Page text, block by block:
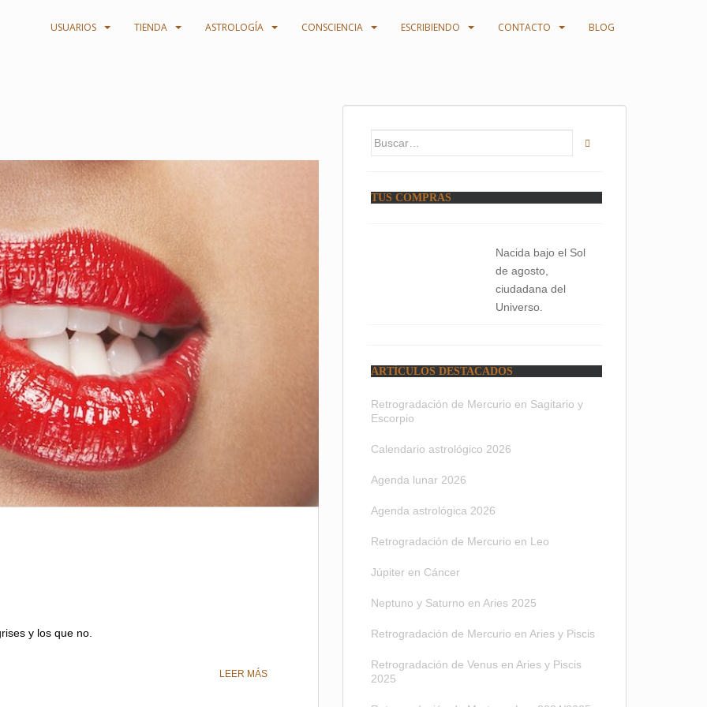
USUARIOS TIENDA ASTROLOGÍA CONSCIENCIA ESCRIBIENDO CONTACTO BLOG
y los que no.
LEER MÁS
Buscar:
TUS COMPRAS
Nacida bajo el Sol
de agosto,
ciudadana del
Universo.
ARTÍCULOS DESTACADOS
Retrogradación de Mercurio en Sagitario y
Escorpio
Calendario astrológico 2026
Agenda lunar 2026
Agenda astrológica 2026
Retrogradación de Mercurio en Leo
Júpiter en Cáncer
Neptuno y Saturno en Aries 2025
Retrogradación de Mercurio en Aries y Piscis
Retrogradación de Venus en Aries y Piscis
2025